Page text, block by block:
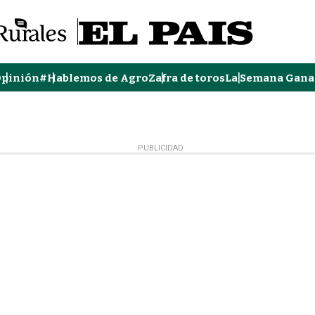
#Hablemos de AgroZafra de torosLa Semana
PUBLICIDAD